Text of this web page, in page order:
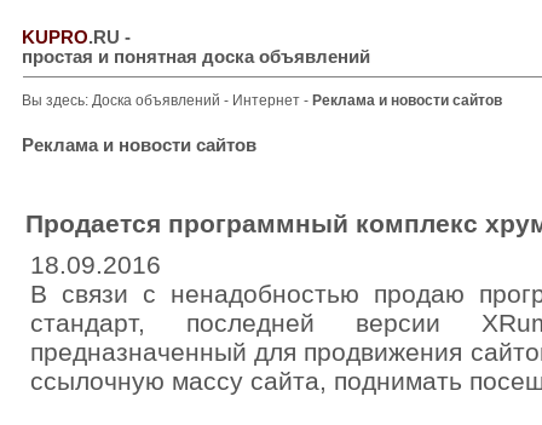
KUPRO.RU -
простая и понятная доска объявлений
Вы здесь: Доска объявлений - Интернет - Реклама и новости сайтов
Реклама и новости сайтов
Продается программный комплекс
18.09.2016
В связи с ненадобностью продаю
стандарт, последней версии
предназначенный для продвижения
ссылочную массу сайта, поднимать